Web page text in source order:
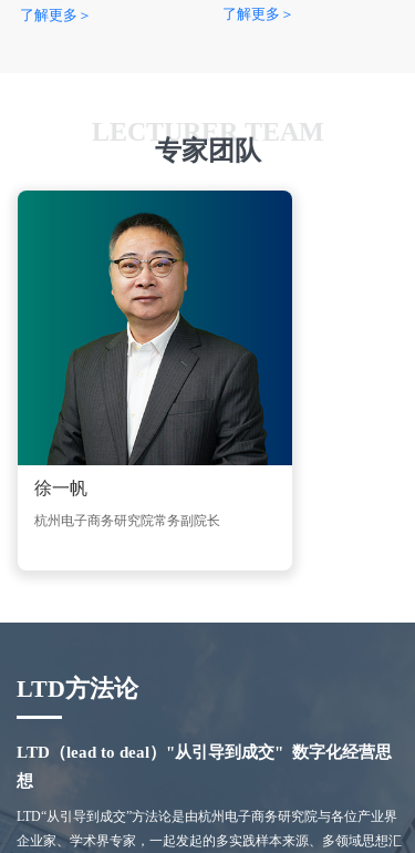
了解更多＞ 了解更多＞
LECTURER TEAM
专家团队
徐一帆
杭州电子商务研究院常务副院长
LTD方法论
LTD（lead to deal）"从引导到成交"  数字化经营思
想
LTD“从引导到成交”方法论是由杭州电子商务研究院与各位产业界
企业家、学术界专家，一起发起的多实践样本来源、多领域思想汇